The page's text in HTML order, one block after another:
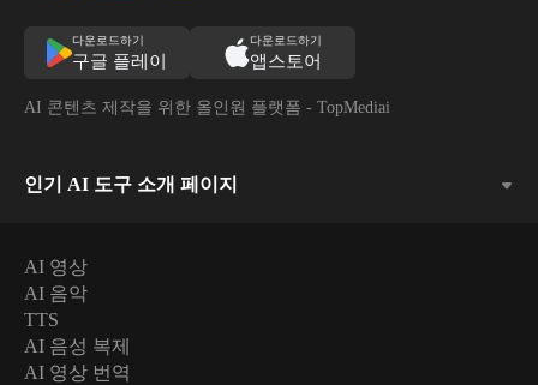
다운로드하기
구글 플레이
다운로드하기
앱스토어
AI 콘텐츠 제작을 위한 올인원 플랫폼 - TopMediai
인기 AI 도구 소개 페이지
AI 영상
AI 음악
TTS
AI 음성 복제
AI 영상 번역